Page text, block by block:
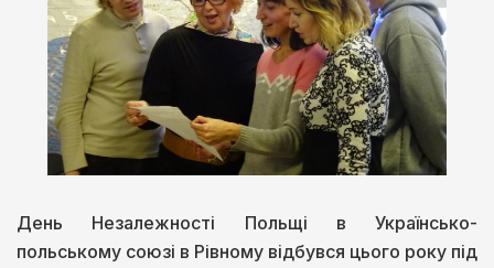
День Незалежності Польщі в Українсько-
польському союзі в Рівному відбувся цього року під